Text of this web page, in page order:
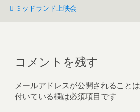
ミッドランド上映会
コメントを残す
メールアドレスが公開されることは
付いている欄は必須項目です